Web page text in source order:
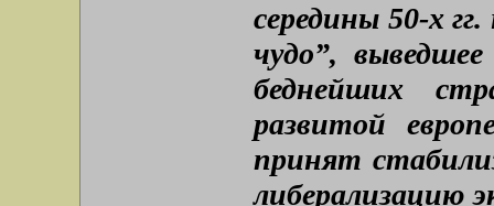
середины 50-х
чудо”,
беднейших
развитой
принят
либерализацию